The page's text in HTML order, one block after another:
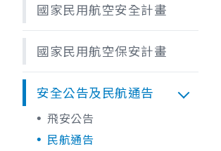
國家民用航空安全計畫
國家民用航空保安計畫
安全公告及民航通告
飛安公告
民航通告